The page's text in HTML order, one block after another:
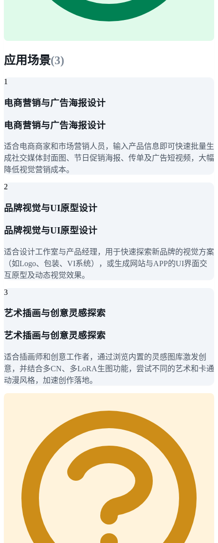
应用场景(3)
1
电商营销与广告海报设计
电商营销与广告海报设计
适合电商商家和市场营销人员，输入产品信息即可快速批量生
成社交媒体封面图、节日促销海报、传单及广告短视频，大幅
降低视觉营销成本。
2
品牌视觉与UI原型设计
品牌视觉与UI原型设计
适合设计工作室与产品经理，用于快速探索新品牌的视觉方案
（如Logo、包装、VI系统），或生成网站与APP的UI界面交
互原型及动态视觉效果。
3
艺术插画与创意灵感探索
艺术插画与创意灵感探索
适合插画师和创意工作者，通过浏览内置的灵感图库激发创
意，并结合多CN、多LoRA生图功能，尝试不同的艺术和卡通
动漫风格，加速创作落地。